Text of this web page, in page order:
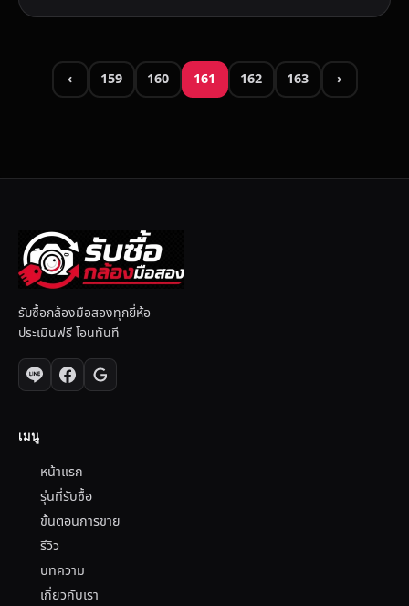
‹ 159 160 161 162 163 ›
รับซื้อกล้องมือสองทุกยี่ห้อ
ประเมินฟรี โอนทันที
เมนู
หน้าแรก
รุ่นที่รับซื้อ
ขั้นตอนการขาย
รีวิว
บทความ
เกี่ยวกับเรา